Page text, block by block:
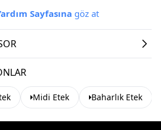
Sayfasına göz at
Midi Etek Baharlık Etek